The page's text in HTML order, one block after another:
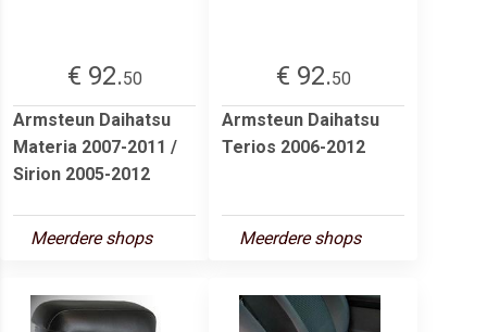
€ 92.50
Armsteun Daihatsu
Materia 2007-2011 /
Sirion 2005-2012
Meerdere shops
€ 92.50
Armsteun Daihatsu
Terios 2006-2012
Meerdere shops